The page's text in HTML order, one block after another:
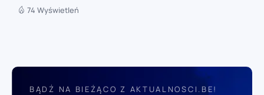
74 Wyświetleń
BĄDŹ NA BIEŻĄCO Z AKTUALNOSCI.BE!